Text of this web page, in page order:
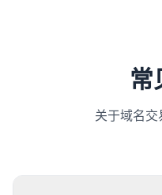
常
关于域名